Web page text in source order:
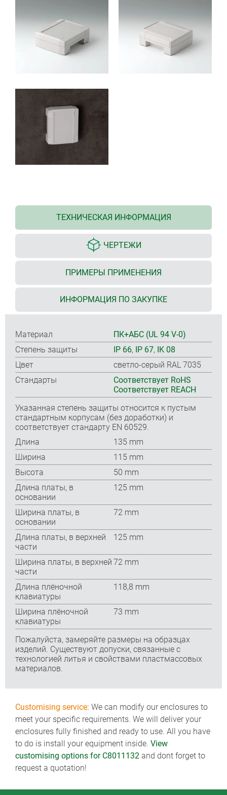
ТЕХНИЧЕСКАЯ ИНФОРМАЦИЯ
ЧЕРТЕЖИ
ПРИМЕРЫ ПРИМЕНЕНИЯ
ИНФОРМАЦИЯ ПО ЗАКУПКЕ
Материал
ПК+АБС (UL 94 V-0)
Степень защиты
IP 66, IP 67, IK 08
Цвет
светло-серый RAL 7035
Стандарты
Соответствует RoHS
Соответствует REACH
Указанная степень защиты относится к пустым
стандартным корпусам (без доработки) и
соответствует стандарту EN 60529.
Длина
135 mm
Ширина
115 mm
Высота
50 mm
Длина платы, в
основании
125 mm
Ширина платы, в
основании
72 mm
Длина платы, в верхней
части
125 mm
Ширина платы, в верхней
части
72 mm
Длина плёночной
клавиатуры
118,8 mm
Ширина плёночной
клавиатуры
73 mm
Пожалуйста, замеряйте размеры на образцах
изделий. Существуют допуски, связанные с
технологией литья и свойствами пластмассовых
материалов.
Customising service: We can modify our enclosures to
meet your specific requirements. We will deliver your
enclosures fully finished and ready to use. All you have
to do is install your equipment inside. View
customising options for C8011132 and dont forget to
request a quotation!